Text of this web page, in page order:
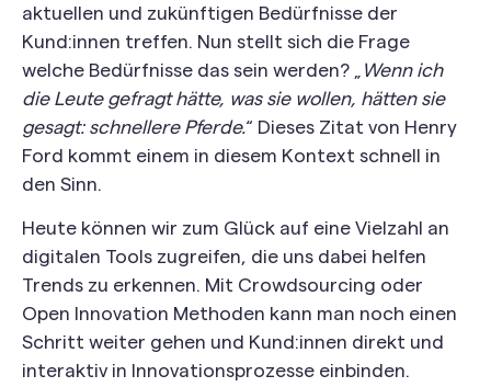
aktuellen und zukünftigen Bedürfnisse der
Kund:innen treffen. Nun stellt sich die Frage
welche Bedürfnisse das sein werden? „
Wenn ich
die Leute gefragt hätte, was sie wollen, hätten sie
gesagt: schnellere Pferde.“ Dieses Zitat von Henry
Ford kommt einem in diesem Kontext schnell in
den Sinn.
Heute können wir zum Glück auf eine Vielzahl an
digitalen Tools zugreifen, die uns dabei helfen
Trends zu erkennen. Mit Crowdsourcing oder
Open Innovation Methoden kann man noch einen
Schritt weiter gehen und Kund:innen direkt und
interaktiv in Innovationsprozesse einbinden.